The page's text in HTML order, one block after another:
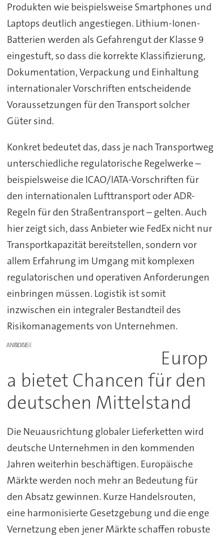
Produkten wie beispielsweise Smartphones und
Laptops deutlich angestiegen. Lithium-Ionen-
Batterien werden als Gefahrengut der Klasse 9
eingestuft, so dass die korrekte Klassifizierung,
Dokumentation, Verpackung und Einhaltung
internationaler Vorschriften entscheidende
Voraussetzungen für den Transport solcher
Güter sind.
Konkret bedeutet das, dass je nach Transportweg
unterschiedliche regulatorische Regelwerke –
beispielsweise die ICAO/IATA-Vorschriften für
den internationalen Lufttransport oder ADR-
Regeln für den Straßentransport – gelten. Auch
hier zeigt sich, dass Anbieter wie FedEx nicht nur
Transportkapazität bereitstellen, sondern vor
allem Erfahrung im Umgang mit komplexen
regulatorischen und operativen Anforderungen
einbringen müssen. Logistik ist somit
inzwischen ein integraler Bestandteil des
Risikomanagements von Unternehmen.
ANZEIGE
Europ
a bietet Chancen für den
deutschen Mittelstand
Die Neuausrichtung globaler Lieferketten wird
deutsche Unternehmen in den kommenden
Jahren weiterhin beschäftigen. Europäische
Märkte werden noch mehr an Bedeutung für
den Absatz gewinnen. Kurze Handelsrouten,
eine harmonisierte Gesetzgebung und die enge
Vernetzung eben jener Märkte schaffen robuste